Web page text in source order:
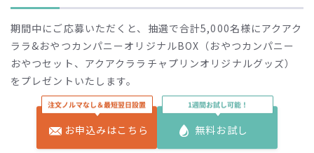
期間中にご応募いただくと、抽選で合計5,000名様にアクアク
ララ&おやつカンパニーオリジナルBOX（おやつカンパニー
おやつセット、アクアクララチャプリンオリジナルグッズ）
をプレゼントいたします。
□名称
ほっとHotキャンペーン ～キブンちょい上げおやつパーテ
お申込みはこちら 無料お試し